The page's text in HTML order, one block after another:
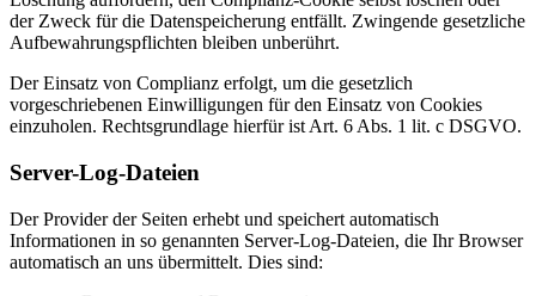
der Zweck für die Datenspeicherung entfällt. Zwingende gesetzliche
Aufbewahrungspflichten bleiben unberührt.
Der Einsatz von Complianz erfolgt, um die gesetzlich
vorgeschriebenen Einwilligungen für den Einsatz von Cookies
einzuholen. Rechtsgrundlage hierfür ist Art. 6 Abs. 1 lit. c DSGVO.
Server-Log-Dateien
Der Provider der Seiten erhebt und speichert automatisch
Informationen in so genannten Server-Log-Dateien, die Ihr Browser
automatisch an uns übermittelt. Dies sind: